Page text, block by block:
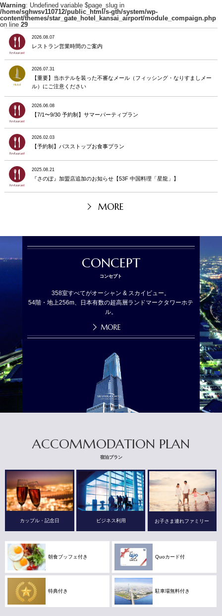
Warning: Undefined variable $page_slug in
/home/sghwsv110712/public_html/s-gth/system/wp-
content/themes/star_gate_hotel_kansai_airport/module_compaign.php
on line 29
2026.08.07
レストラン営業時間のご案内
2026.07.31
【重要】当ホテルを装った不審なメール（フィッシング・なりすましメー
ル）にご注意ください
2026.06.08
【7/1〜9/30 予約制】サマーパーティプラン
2026.02.03
【予約制】バスストップお食事プラン
2025.08.21
『さのぽ』加盟店追加のお知らせ【53F 中国料理「星龍」】
MORE
CONCEPT
コンセプト
358室すべてがオーシャン & スカイビュー。
54階・地上256m、日本有数の超高層ランドマークタワーホテ
ル。
MORE
ACCOMMODATION PLAN
宿泊プラン
カップル・記念日 ビジネス利用 お子さま連れファミリー
朝食ブッフェ付き Quoカード付
特典付き 駐車場無料付き